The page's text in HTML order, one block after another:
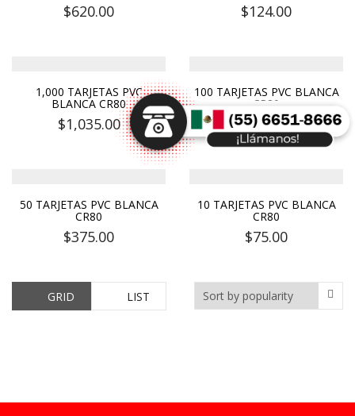
$620.00 $124.00
1,000 TARJETAS PVC
BLANCA CR80
$1,035.00
100 TARJETAS PVC BLANCA
CR80
$750.00
50 TARJETAS PVC BLANCA
CR80
$375.00
10 TARJETAS PVC BLANCA
CR80
$75.00
GRID LIST